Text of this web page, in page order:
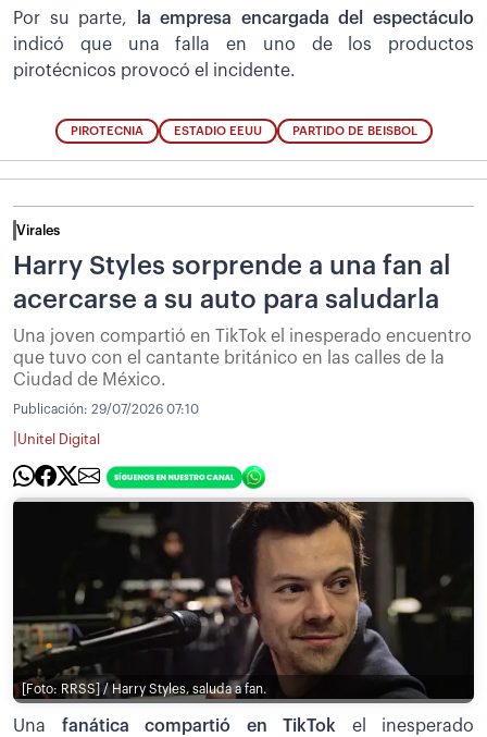
Por su parte,
la empresa encargada del espectáculo
indicó que una falla en uno de los productos
pirotécnicos provocó el incidente.
PIROTECNIA ESTADIO EEUU PARTIDO DE BEISBOL
Virales
Harry Styles sorprende a una fan al
acercarse a su auto para saludarla
Una joven compartió en TikTok el inesperado encuentro
que tuvo con el cantante británico en las calles de la
Ciudad de México.
Publicación: 29/07/2026 07:10
Unitel Digital
[Foto: RRSS] / Harry Styles, saluda a fan.
Una fanática compartió en TikTok el inesperado